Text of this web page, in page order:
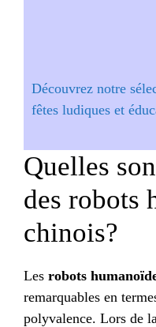
Découvrez notre
fêtes ludiques et
Quelles
des robots
chinois?
Les robots
remarquables en
polyvalence. Lors de